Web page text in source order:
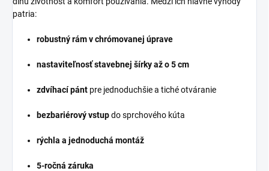
patria:
robustný rám v chrómovanej úprave
nastaviteľnosť stavebnej šírky až o 5 cm
zdvíhací pánt pre jednoduchšie a tiché otváranie
bezbariérový vstupdo sprchového kúta
rýchla a jednoduchá montáž
5-ročná záruka